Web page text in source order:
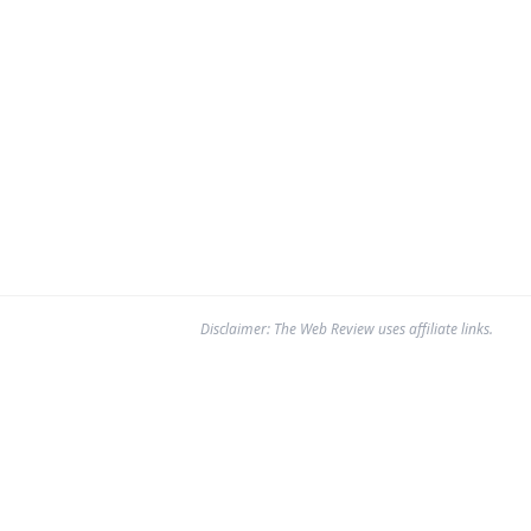
Disclaimer: The Web Review uses affiliate links.